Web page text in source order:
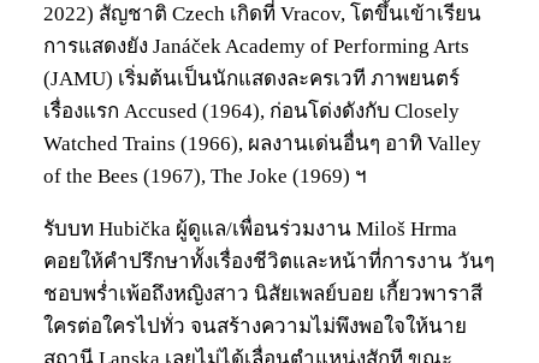
2022) สัญชาติ Czech เกิดที่ Vracov, โตขึ้นเข้าเรียน
การแสดงยัง Janáček Academy of Performing Arts
(JAMU) เริ่มต้นเป็นนักแสดงละครเวที ภาพยนตร์
เรื่องแรก Accused (1964), ก่อนโด่งดังกับ Closely
Watched Trains (1966), ผลงานเด่นอื่นๆ อาทิ Valley
of the Bees (1967), The Joke (1969) ฯ
รับบท Hubička ผู้ดูแล/เพื่อนร่วมงาน Miloš Hrma
คอยให้คำปรึกษาทั้งเรื่องชีวิตและหน้าที่การงาน วันๆ
ชอบพร่ำเพ้อถึงหญิงสาว นิสัยเพลย์บอย เกี้ยวพาราสี
ใครต่อใครไปทั่ว จนสร้างความไม่พึงพอใจให้นาย
สถานี Lanska เลยไม่ได้เลื่อนตำแหน่งสักที ขณะ